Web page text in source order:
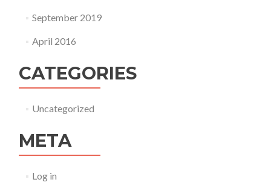
September 2019
April 2016
CATEGORIES
Uncategorized
META
Log in